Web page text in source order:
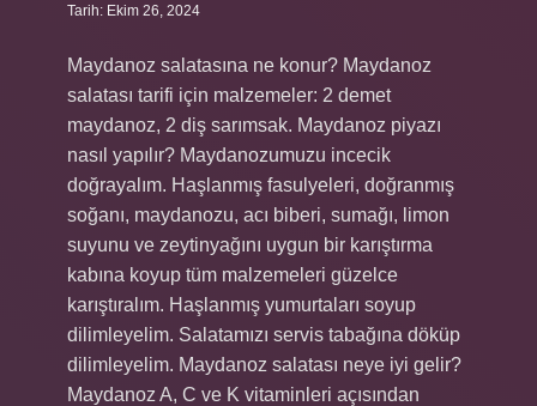
Tarih: Ekim 26, 2024
Maydanoz salatasına ne konur? Maydanoz
salatası tarifi için malzemeler: 2 demet
maydanoz, 2 diş sarımsak. Maydanoz piyazı
nasıl yapılır? Maydanozumuzu incecik
doğrayalım. Haşlanmış fasulyeleri, doğranmış
soğanı, maydanozu, acı biberi, sumağı, limon
suyunu ve zeytinyağını uygun bir karıştırma
kabına koyup tüm malzemeleri güzelce
karıştıralım. Haşlanmış yumurtaları soyup
dilimleyelim. Salatamızı servis tabağına döküp
dilimleyelim. Maydanoz salatası neye iyi gelir?
Maydanoz A, C ve K vitaminleri açısından